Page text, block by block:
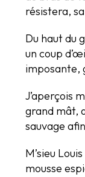
résistera,
Du haut du
un coup
imposante,
J’aperçois
grand mât,
sauvage
M’sieu
mousse